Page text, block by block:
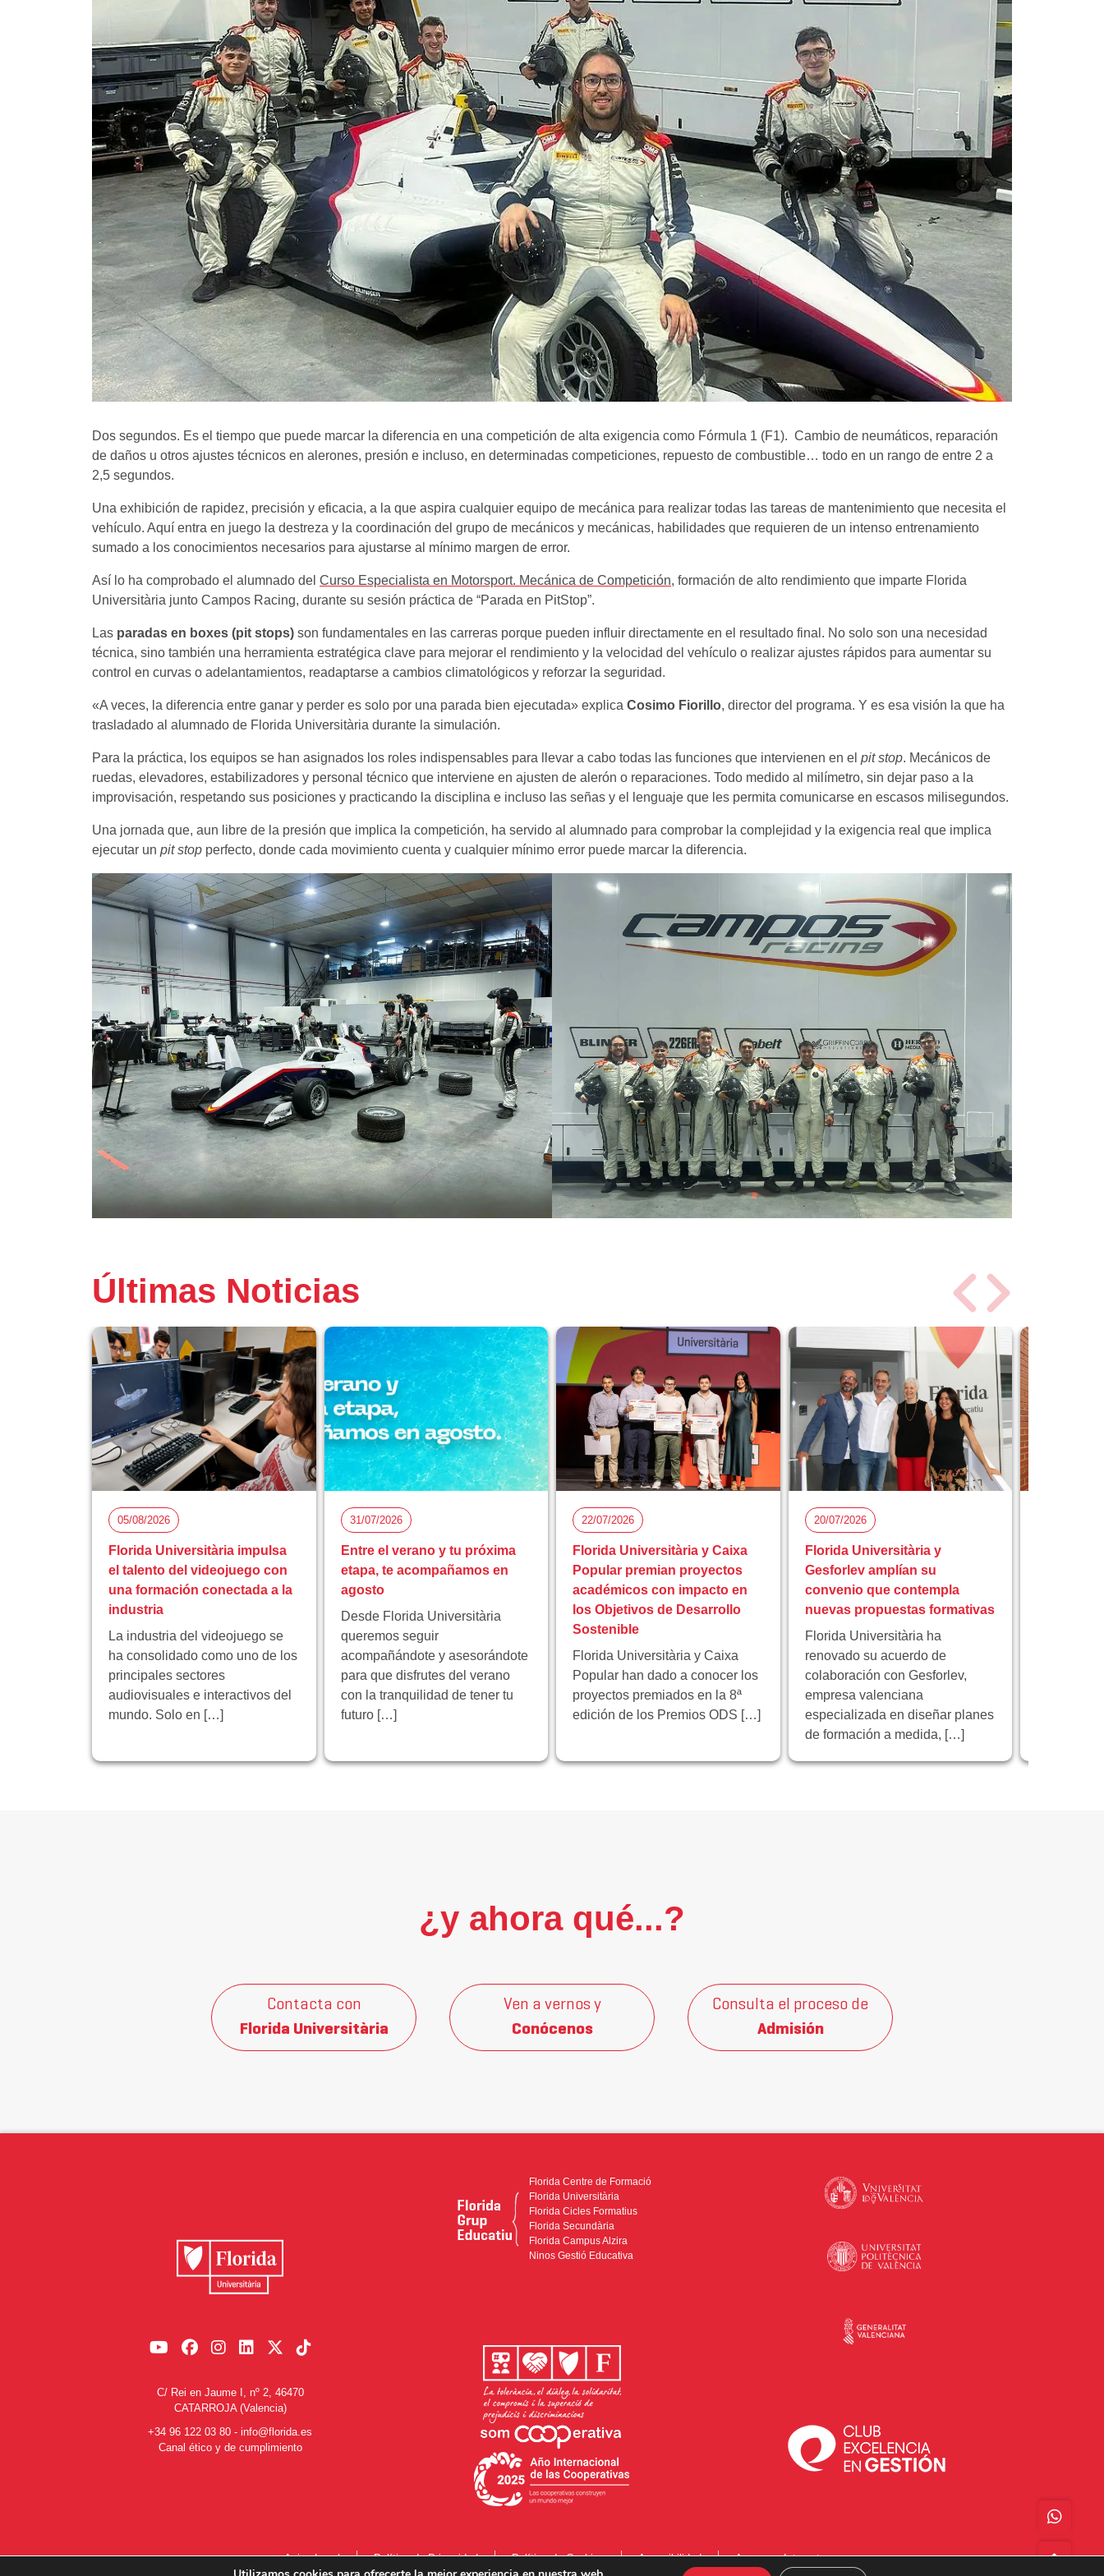
Dos segundos. Es el tiempo que puede marcar la diferencia en una competición de alta exigencia como Fórmula 1 (F1). Cambio de neumáticos, reparación
de daños u otros ajustes técnicos en alerones, presión e incluso, en determinadas competiciones, repuesto de combustible… todo en un rango de entre 2 a
2,5 segundos.
Una exhibición de rapidez, precisión y eficacia, a la que aspira cualquier equipo de mecánica para realizar todas las tareas de mantenimiento que necesita el
vehículo. Aquí entra en juego la destreza y la coordinación del grupo de mecánicos y mecánicas, habilidades que requieren de un intenso entrenamiento
sumado a los conocimientos necesarios para ajustarse al mínimo margen de error.
Así lo ha comprobado el alumnado del Curso Especialista en Motorsport. Mecánica de Competición, formación de alto rendimiento que imparte Florida
Universitària junto Campos Racing, durante su sesión práctica de “Parada en PitStop”.
Las paradas en boxes (pit stops) son fundamentales en las carreras porque pueden influir directamente en el resultado final. No solo son una necesidad
técnica, sino también una herramienta estratégica clave para mejorar el rendimiento y la velocidad del vehículo o realizar ajustes rápidos para aumentar su
control en curvas o adelantamientos, readaptarse a cambios climatológicos y reforzar la seguridad.
«A veces, la diferencia entre ganar y perder es solo por una parada bien ejecutada» explica Cosimo Fiorillo, director del programa. Y es esa visión la que ha
trasladado al alumnado de Florida Universitària durante la simulación.
Para la práctica, los equipos se han asignados los roles indispensables para llevar a cabo todas las funciones que intervienen en el pit stop. Mecánicos de
ruedas, elevadores, estabilizadores y personal técnico que interviene en ajusten de alerón o reparaciones. Todo medido al milímetro, sin dejar paso a la
improvisación, respetando sus posiciones y practicando la disciplina e incluso las señas y el lenguaje que les permita comunicarse en escasos milisegundos.
Una jornada que, aun libre de la presión que implica la competición, ha servido al alumnado para comprobar la complejidad y la exigencia real que implica
ejecutar un pit stop perfecto, donde cada movimiento cuenta y cualquier mínimo error puede marcar la diferencia.
Últimas Noticias
05/08/2026
Florida Universitària impulsa
el talento del videojuego con
una formación conectada a la
industria
La industria del videojuego se
ha consolidado como uno de los
principales sectores
audiovisuales e interactivos del
mundo. Solo en […]
31/07/2026
Entre el verano y tu próxima
etapa, te acompañamos en
agosto
Desde Florida Universitària
queremos seguir
acompañándote y asesorándote
para que disfrutes del verano
con la tranquilidad de tener tu
futuro […]
22/07/2026
Florida Universitària y Caixa
Popular premian proyectos
académicos con impacto en
los Objetivos de Desarrollo
Sostenible
Florida Universitària y Caixa
Popular han dado a conocer los
proyectos premiados en la 8ª
edición de los Premios ODS […]
20/07/2026
Florida Universitària y
Gesforlev amplían su
convenio que contempla
nuevas propuestas formativas
Florida Universitària ha
renovado su acuerdo de
colaboración con Gesforlev,
empresa valenciana
especializada en diseñar planes
de formación a medida, […]
¿y ahora qué...?
Contacta con
Florida Universitària
Ven a vernos y
Conócenos
Consulta el proceso de
Admisión
C/ Rei en Jaume I, nº 2, 46470
CATARROJA (Valencia)
+34 96 122 03 80 - info@florida.es
Canal ético y de cumplimiento
Florida Centre de Formació
Florida Universitària
Florida Cicles Formatius
Florida Secundària
Florida Campus Alzira
Ninos Gestió Educativa
Aviso Legal Política de Privacidad Política de Cookies Accesibilidad Acceso a Intranet